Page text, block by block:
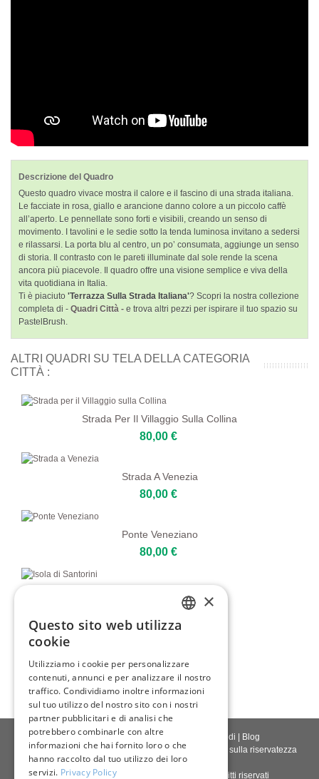
Descrizione del Quadro
Questo quadro vivace mostra il calore e il fascino di una strada italiana.
Le facciate in rosa, giallo e arancione danno colore a un piccolo caffè
all’aperto. Le pennellate sono forti e visibili, creando un senso di
movimento. I tavolini e le sedie sotto la tenda luminosa invitano a sedersi
e rilassarsi. La porta blu al centro, un po’ consumata, aggiunge un senso
di storia. Il contrasto con le pareti illuminate dal sole rende la scena
ancora più piacevole. Il quadro offre una visione semplice e viva della
vita quotidiana in Italia.
Ti è piaciuto 'Terrazza Sulla Strada Italiana'? Scopri la nostra collezione
completa di - Quadri Città - e trova altri pezzi per ispirare il tuo spazio su
PastelBrush.
ALTRI QUADRI SU TELA DELLA CATEGORIA
CITTÀ :
Strada Per Il Villaggio Sulla Collina
80,00 €
Strada A Venezia
80,00 €
Ponte Veneziano
80,00 €
80,00 €
Contattaci| Chi siamo|Qualità giclée Accedi | Blog
Politica di consegna |Politica di restituzione Politica sulla riservatezza
Diritto d'autore © 2026 - Tutti i diritti riservati
GERMAN
FRENCH
×
Questo sito web utilizza
cookie
Utilizziamo i cookie per personalizzare
contenuti, annunci e per analizzare il nostro
traffico. Condividiamo inoltre informazioni
sul tuo utilizzo del nostro sito con i nostri
partner pubblicitari e di analisi che
potrebbero combinarle con altre
informazioni che hai fornito loro o che
hanno raccolto dal tuo utilizzo dei loro
servizi. Privacy Policy